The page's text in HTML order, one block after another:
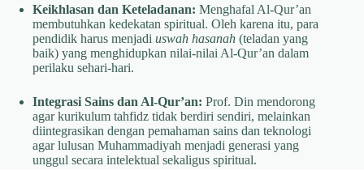
Keikhlasan dan Keteladanan: Menghafal Al-Qur’an
membutuhkan kedekatan spiritual. Oleh karena itu, para
pendidik harus menjadi uswah hasanah (teladan yang
baik) yang menghidupkan nilai-nilai Al-Qur’an dalam
perilaku sehari-hari.
Integrasi Sains dan Al-Qur’an: Prof. Din mendorong
agar kurikulum tahfidz tidak berdiri sendiri, melainkan
diintegrasikan dengan pemahaman sains dan teknologi
agar lulusan Muhammadiyah menjadi generasi yang
unggul secara intelektual sekaligus spiritual.